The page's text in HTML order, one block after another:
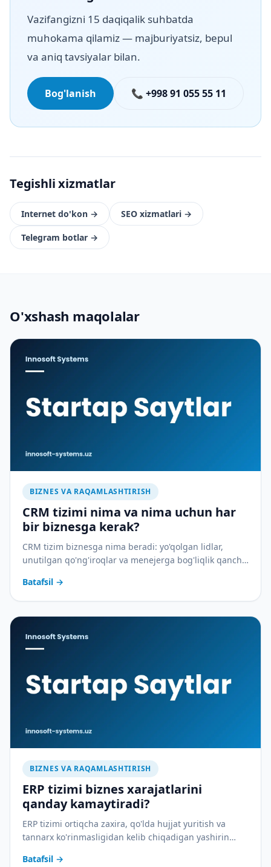
Vazifangizni 15 daqiqalik suhbatda
muhokama qilamiz — majburiyatsiz, bepul
va aniq tavsiyalar bilan.
Bog'lanish 📞 +998 91 055 55 11
Tegishli xizmatlar
Internet do'kon → SEO xizmatlari →
Telegram botlar →
O'xshash maqolalar
BIZNES VA RAQAMLASHTIRISH
CRM tizimi nima va nima uchun har
bir biznesga kerak?
CRM tizim biznesga nima beradi: yo'qolgan lidlar,
unutilgan qo'ng'iroqlar va menejerga bog'liqlik qancha
Batafsil →
BIZNES VA RAQAMLASHTIRISH
ERP tizimi biznes xarajatlarini
qanday kamaytiradi?
ERP tizimi ortiqcha zaxira, qo'lda hujjat yuritish va
tannarx ko'rinmasligidan kelib chiqadigan yashirin
Batafsil →